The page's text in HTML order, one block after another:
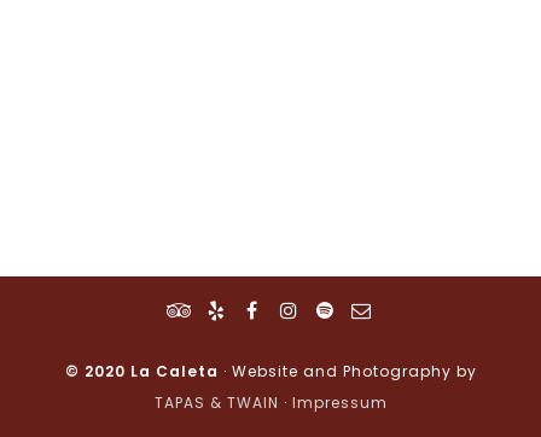
© 2020 La Caleta · Website and Photography by
TAPAS & TWAIN · Impressum